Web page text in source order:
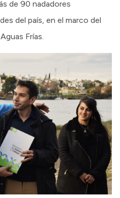
de 90 nadadores
del país, en el marco del
Frías.